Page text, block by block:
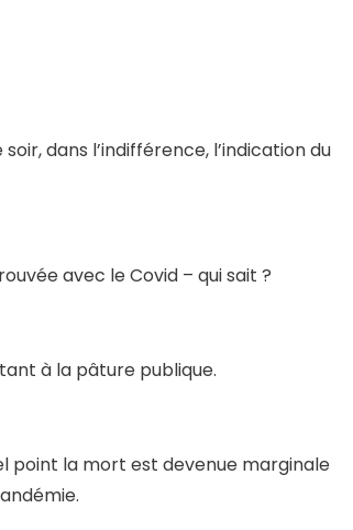
dans l’indifférence, l’indication du
avec le Covid – qui sait ?
à la pâture publique.
point la mort est devenue marginale